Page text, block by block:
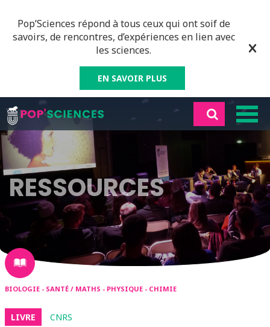
Pop’Sciences répond à tous ceux qui ont soif de
savoirs, de rencontres, d’expériences en lien avec
les sciences.
EN SAVOIR PLUS
RESSOURCES
BIOLOGIE - SANTÉ / MATHS - PHYSIQUE - CHIMIE
LIVRE CNRS